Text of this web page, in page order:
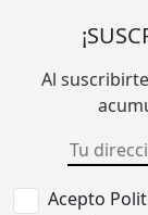
Al
Acepto